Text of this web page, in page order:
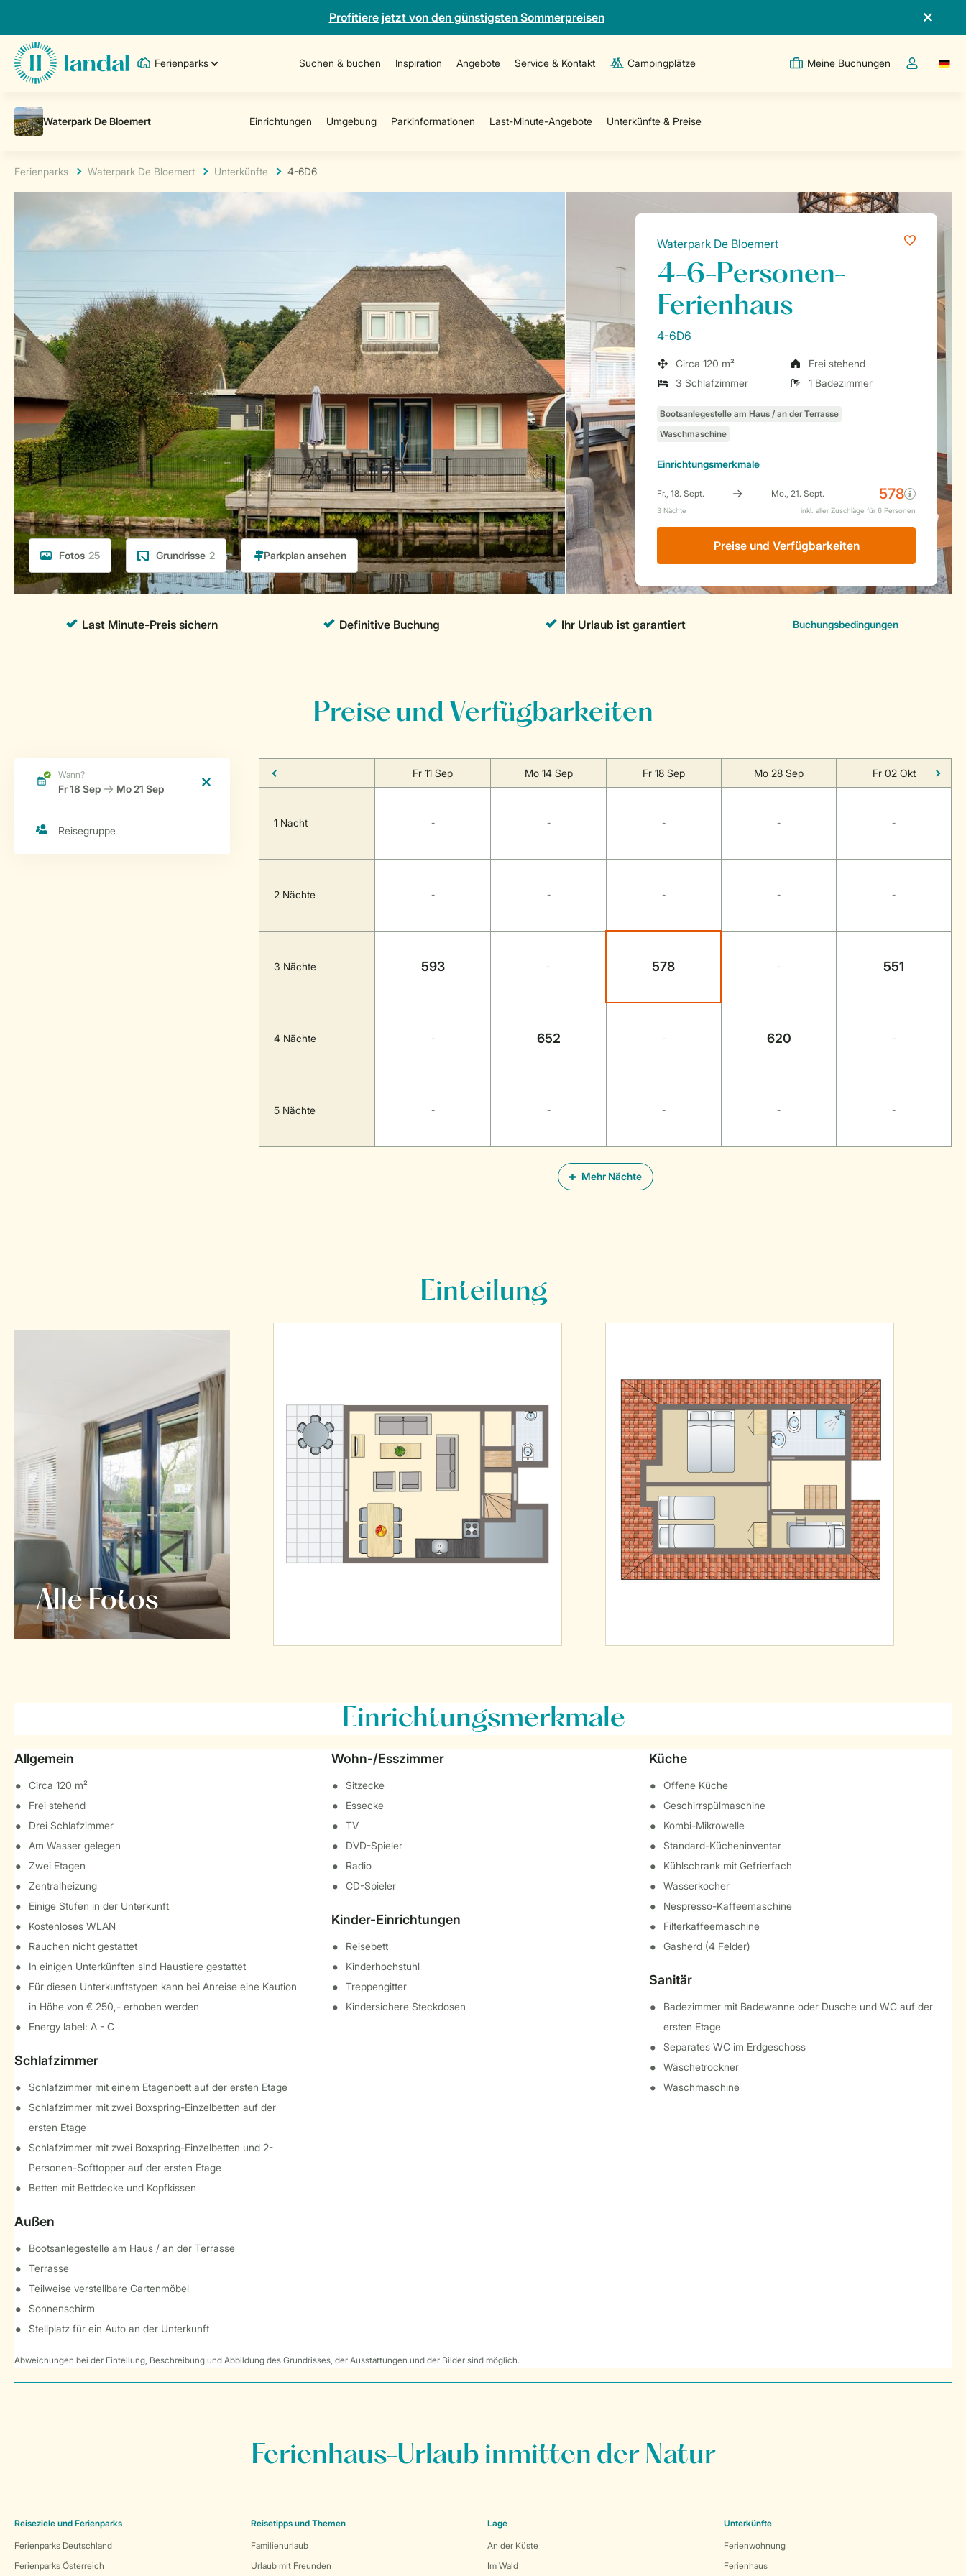
Profitiere jetzt von den günstigsten Sommerpreisen
Ferienparks Suchen & buchen Inspiration Angebote Service & Kontakt Campingplätze Meine Buchungen
Dropdown-
Ferienparks Waterpark De Bloemert Unterkünfte 4-6D6
Fotos 25 Grundrisse 2
Waterpark De Bloemert
4-6-Personen-
Ferienhaus
4-6D6
Circa 120 m²
Frei stehend
3 Schlafzimmer
1 Badezimmer
Einrichtungsmerkmale
Preise und Verfügbarkeiten
Preise und Verfügbarkeiten
Mehr Nächte
Fr 11 Sep Mo 14 Sep Fr 18 Sep Mo 28 Sep Fr 02 Okt
1 Nacht - - - - -
2 Nächte - - - - -
3 Nächte 593 - 578 - 551
4 Nächte - 652 - 620 -
5 Nächte - - - - -
Einteilung
Alle Fotos
Einrichtungsmerkmale
Allgemein
Circa 120 m²
Frei stehend
Drei Schlafzimmer
Am Wasser gelegen
Zwei Etagen
Zentralheizung
Einige Stufen in der Unterkunft
Kostenloses WLAN
Rauchen nicht gestattet
In einigen Unterkünften sind Haustiere gestattet
Für diesen Unterkunftstypen kann bei Anreise eine Kaution
in Höhe von € 250,- erhoben werden
Energy label: A - C
Schlafzimmer
Schlafzimmer mit einem Etagenbett auf der ersten Etage
Schlafzimmer mit zwei Boxspring-Einzelbetten auf der
ersten Etage
Schlafzimmer mit zwei Boxspring-Einzelbetten und 2-
Personen-Softtopper auf der ersten Etage
Betten mit Bettdecke und Kopfkissen
Außen
Bootsanlegestelle am Haus / an der Terrasse
Terrasse
Teilweise verstellbare Gartenmöbel
Sonnenschirm
Stellplatz für ein Auto an der Unterkunft
Wohn-/Esszimmer
Sitzecke
Essecke
TV
DVD-Spieler
Radio
CD-Spieler
Kinder-Einrichtungen
Reisebett
Kinderhochstuhl
Treppengitter
Kindersichere Steckdosen
Küche
Offene Küche
Geschirrspülmaschine
Kombi-Mikrowelle
Standard-Kücheninventar
Kühlschrank mit Gefrierfach
Wasserkocher
Nespresso-Kaffeemaschine
Filterkaffeemaschine
Gasherd (4 Felder)
Sanitär
Badezimmer mit Badewanne oder Dusche und WC auf der
ersten Etage
Separates WC im Erdgeschoss
Wäschetrockner
Waschmaschine
Abweichungen bei der Einteilung, Beschreibung und Abbildung des Grundrisses, der Ausstattungen und der Bilder sind möglich.
Ferienhaus-Urlaub inmitten der Natur
Reiseziele und Ferienparks
Ferienparks Deutschland
Ferienparks Österreich
Reisetipps und Themen
Familienurlaub
Urlaub mit Freunden
Lage
An der Küste
Im Wald
Unterkünfte
Ferienwohnung
Ferienhaus